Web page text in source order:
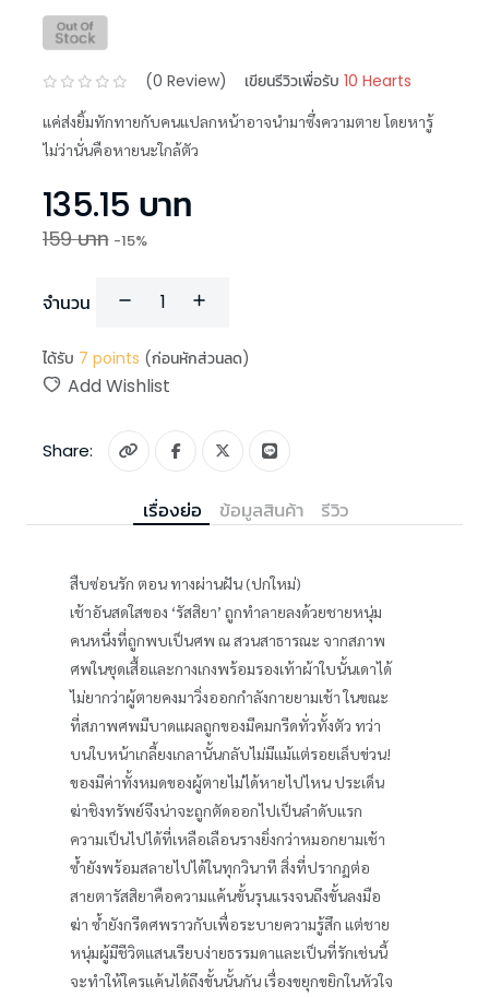
(0 Review) เขียนรีวิวเพื่อรับ 10 Hearts
แค่ส่งยิ้มทักทายกับคนแปลกหน้าอาจนำมาซึ่งความตาย โดยหารู้
ไม่ว่านั่นคือหายนะใกล้ตัว
135.15 บาท
159บาท -15%
จำนวน
ได้รับ 7 points (ก่อนหักส่วนลด)
Add Wishlist
Share:
เรื่องย่อ ข้อมูลสินค้า รีวิว
สืบซ่อนรัก ตอน ทางผ่านฝัน (ปกใหม่)
เช้าอันสดใสของ ‘รัสสิยา’ ถูกทำลายลงด้วยชายหนุ่ม
คนหนึ่งที่ถูกพบเป็นศพ ณ สวนสาธารณะ จากสภาพ
ศพในชุดเสื้อและกางเกงพร้อมรองเท้าผ้าใบนั้นเดาได้
ไม่ยากว่าผู้ตายคงมาวิ่งออกกำลังกายยามเช้า ในขณะ
ที่สภาพศพมีบาดแผลถูกของมีคมกรีดทั่วทั้งตัว ทว่า
บนใบหน้าเกลี้ยงเกลานั้นกลับไม่มีแม้แต่รอยเล็บข่วน!
ของมีค่าทั้งหมดของผู้ตายไม่ได้หายไปไหน ประเด็น
ฆ่าชิงทรัพย์จึงน่าจะถูกตัดออกไปเป็นลำดับแรก
ความเป็นไปได้ที่เหลือเลือนรางยิ่งกว่าหมอกยามเช้า
ซ้ำยังพร้อมสลายไปได้ในทุกวินาที สิ่งที่ปรากฏต่อ
สายตารัสสิยาคือความแค้นขั้นรุนแรงจนถึงขั้นลงมือ
ฆ่า ซ้ำยังกรีดศพราวกับเพื่อระบายความรู้สึก แต่ชาย
หนุ่มผู้มีชีวิตแสนเรียบง่ายธรรมดาและเป็นที่รักเช่นนี้
จะทำให้ใครแค้นได้ถึงขั้นนั้นกัน เรื่องขยุกขยิกในหัวใจ